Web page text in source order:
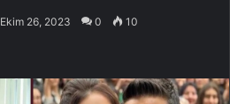
Ekim 26, 2023 0 10